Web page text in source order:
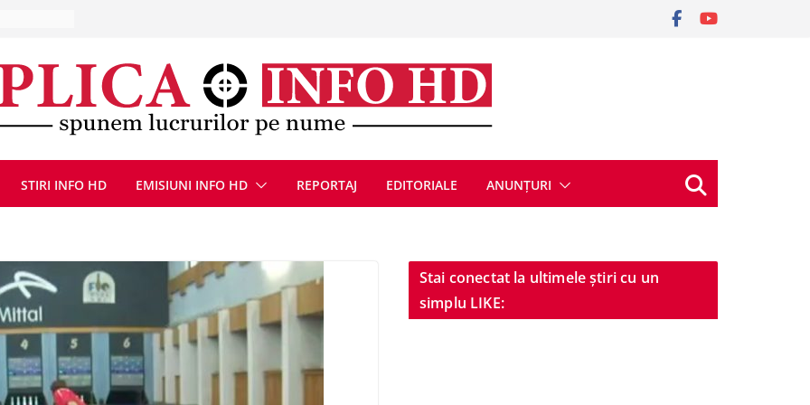
din
cu
DIN
STIRI INFO HD EMISIUNI INFO HD REPORTAJ EDITORIALE ANUNȚURI
Stai conectat la ultimele știri cu un
simplu LIKE: